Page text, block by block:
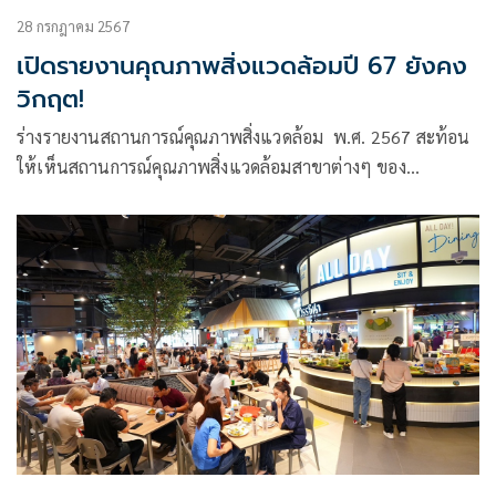
28 กรกฎาคม 2567
เปิดรายงานคุณภาพสิ่งแวดล้อมปี 67 ยังคง
วิกฤต!
ร่างรายงานสถานการณ์คุณภาพสิ่งแวดล้อม พ.ศ. 2567 สะท้อน
ให้เห็นสถานการณ์คุณภาพสิ่งแวดล้อมสาขาต่างๆ ของ
มีความน่าวิตก ตั้งแต่การปลูกพืชเศรษฐกิจหลักในพื้นที่ที่ไม่
เหมาะสม การตกค้างสารเคมีทางการเกษตรในดิน